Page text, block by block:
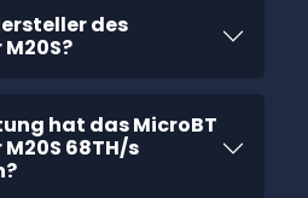
des
hat das MicroBT
68TH/s